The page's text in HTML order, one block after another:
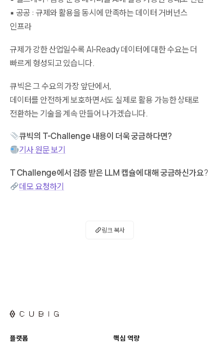
▪ 공공 : 규제와 활용을 동시에 만족하는 데이터 거버넌스
인프라
​규제가 강한 산업일수록 AI-Ready 데이터에 대한 수요는 더
빠르게 형성되고 있습니다.
큐빅은 그 수요의 가장 앞단에서,
데이터를 안전하게 보호하면서도 실제로 활용 가능한 상태로
전환하는 기술을 계속 만들어 나가겠습니다.
큐빅의 T-Challenge 내용이 더욱 궁금하다면?
기사 원문 보기
T Challenge에서 검증 받은 LLM 캡슐에 대해 궁금하신가요?
데모 요청하기
링크 복사
플랫폼 핵심 역량